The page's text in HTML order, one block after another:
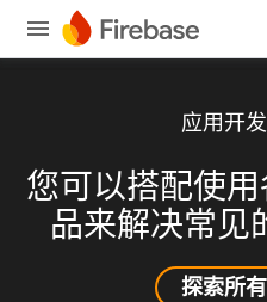
应用开
您可以搭配使
品来解决常见
探索所